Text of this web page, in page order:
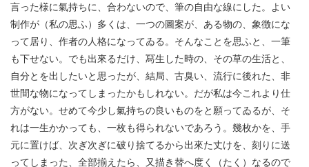
言った様に氣持ちに、合わないので、筆の自由な線にした。よい
制作が（私の思ふ）多くは、一つの圖案が、ある物の、象徴にな
って居り、作者の人格になってゐる。そんなことを思ふと、一筆
も下せない。でも出來るだけ、冩生した時の、その草の生活と、
自分とを出したいと思ったが、結局、古臭い、流行に後れた、非
世間な物になってしまったかもしれない。だが私は今これより仕
方がない。せめて今少し氣持ちの良いものをと願ってゐるが、そ
れは一生かかっても、一枚も得られないであろう。幾枚かを、手
元に置けば、次ぎ次ぎに破り捨てるから出來た丈けを、刻りに送
ってしまった、全部揃えたら、又描き替へ度く（たく）なるので